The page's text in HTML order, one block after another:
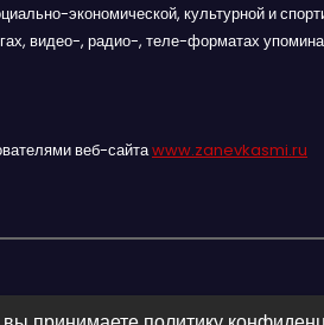
экономической, культурной и
видео-, радио-, теле-форматах
веб-сайтаwww.zanevkasmi.ru